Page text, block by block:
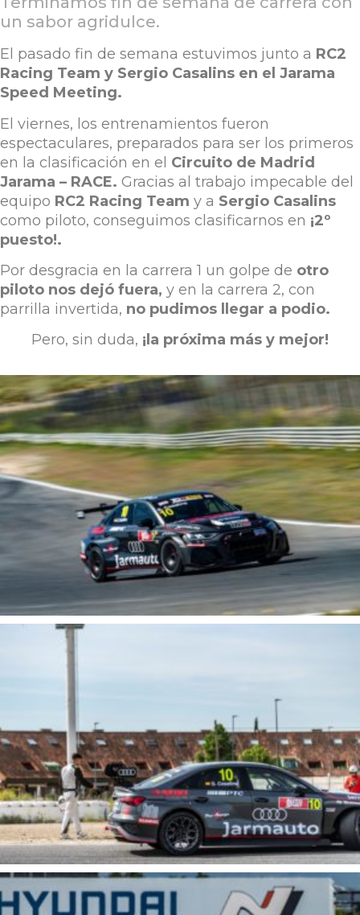
un sabor agridulce.
El pasado fin de semana estuvimos junto a RC2
Racing Team y Sergio Casalins en el Jarama
Speed Meeting.
El viernes, los entrenamientos fueron
espectaculares, preparados para ser los primeros
en la clasificación en el Circuito de Madrid
Jarama – RACE. Gracias al trabajo impecable del
equipo RC2 Racing Team y a Sergio Casalins
como piloto, conseguimos clasificarnos en ¡2º
puesto!.
Por desgracia en la carrera 1 un golpe de otro
piloto nos dejó fuera, y en la carrera 2, con
parrilla invertida, no pudimos llegar a podio.
Pero, sin duda, ¡la próxima más y mejor!